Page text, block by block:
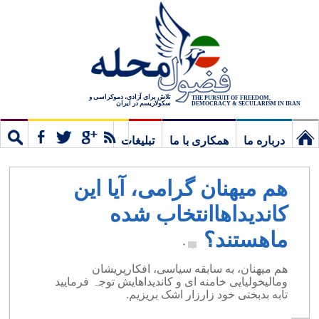
THE PURSUIT OF FREEDOM,
DEMOCRACY & SECULARISM IN IRAN
تلاش برای آزادی، دموکراسی و
سکولاریسم در ایران
درباره ما همکاری با ما
تبلیغات
هم میهنان گرامی، آیا این
کاندیداهاانتخاب شده
ماهستند؟
۰
هم میهنان، به سابقه سیاسی، افکارپریشان
ومالیخولیایی خامنه ای و کاندیداهایش توجہ فرمایید
تابه بدبختی خود زارزار اشک بریزیم.